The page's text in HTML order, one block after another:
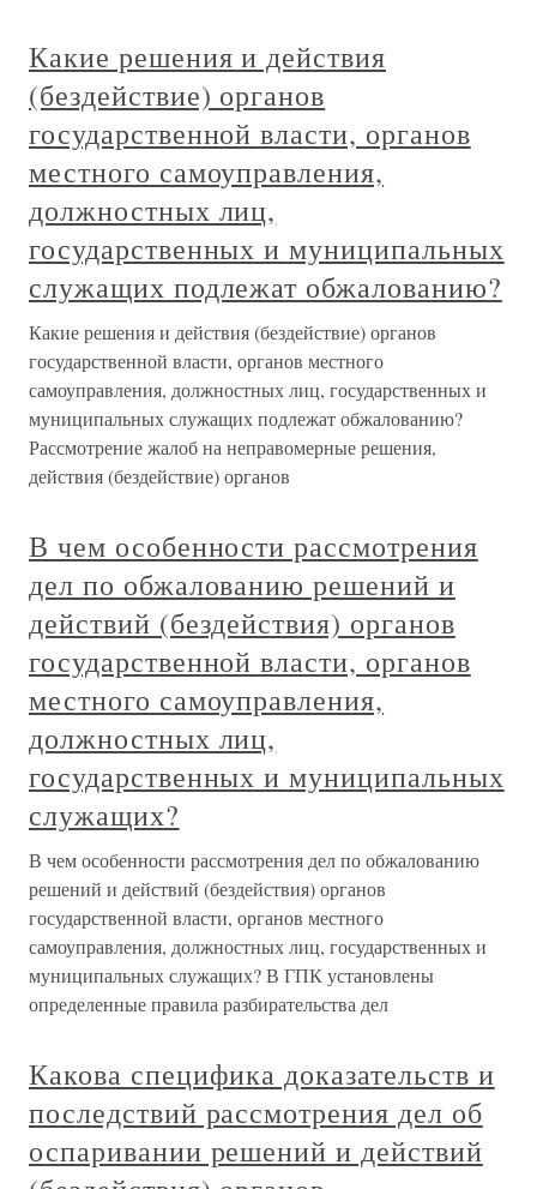
Какие решения и действия
(бездействие) органов
государственной власти, органов
местного самоуправления,
должностных лиц,
государственных и муниципальных
служащих подлежат обжалованию?
Какие решения и действия (бездействие) органов
государственной власти, органов местного
самоуправления, должностных лиц, государственных и
муниципальных служащих подлежат обжалованию?
Рассмотрение жалоб на неправомерные решения,
действия (бездействие) органов
В чем особенности рассмотрения
дел по обжалованию решений и
действий (бездействия) органов
государственной власти, органов
местного самоуправления,
должностных лиц,
государственных и муниципальных
служащих?
В чем особенности рассмотрения дел по обжалованию
решений и действий (бездействия) органов
государственной власти, органов местного
самоуправления, должностных лиц, государственных и
муниципальных служащих? В ГПК установлены
определенные правила разбирательства дел
Какова специфика доказательств и
последствий рассмотрения дел об
оспаривании решений и действий